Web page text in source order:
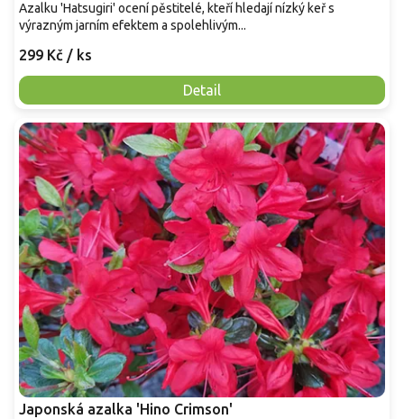
299 Kč / ks
Detail
Azalku 'Hatsugiri' ocení pěstitelé, kteří hledají nízký keř s
výrazným jarním efektem a spolehlivým...
Japonská azalka 'Hino Crimson'